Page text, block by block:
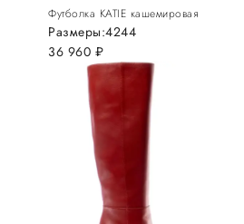
Футболка KATIE кашемировая
36 960 руб.
Размеры:4244